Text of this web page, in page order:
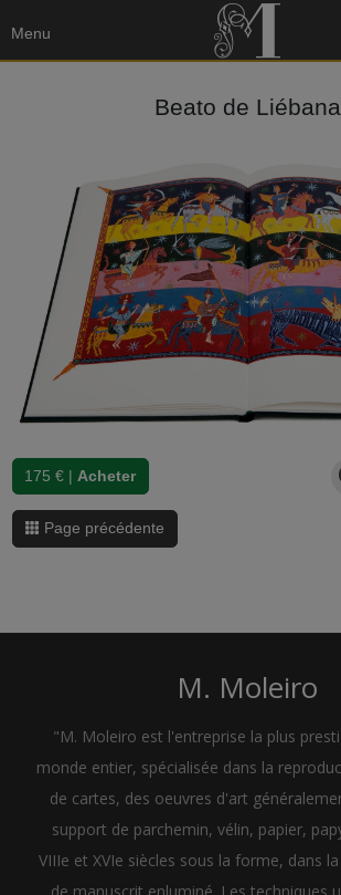
Menu
Beato de Liébana
175 € | Acheter
Page précédente
M. Moleiro
"M. Moleiro est l'entreprise la plus
monde entier, spécialisée dans la
de cartes, des oeuvres d'art
support de parchemin, vélin, papier,
VIIIe et XVIe siècles sous la forme, dans